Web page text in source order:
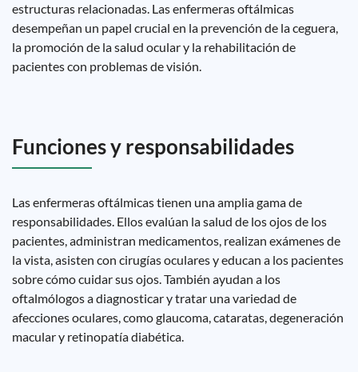
estructuras relacionadas. Las enfermeras oftálmicas
desempeñan un papel crucial en la prevención de la ceguera,
la promoción de la salud ocular y la rehabilitación de
pacientes con problemas de visión.
Funciones y responsabilidades
Las enfermeras oftálmicas tienen una amplia gama de
responsabilidades. Ellos evalúan la salud de los ojos de los
pacientes, administran medicamentos, realizan exámenes de
la vista, asisten con cirugías oculares y educan a los pacientes
sobre cómo cuidar sus ojos. También ayudan a los
oftalmólogos a diagnosticar y tratar una variedad de
afecciones oculares, como glaucoma, cataratas, degeneración
macular y retinopatía diabética.